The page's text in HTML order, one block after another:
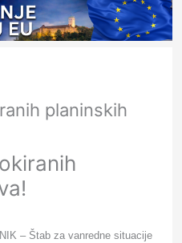
planinskih
– Štab za vanredne situacije